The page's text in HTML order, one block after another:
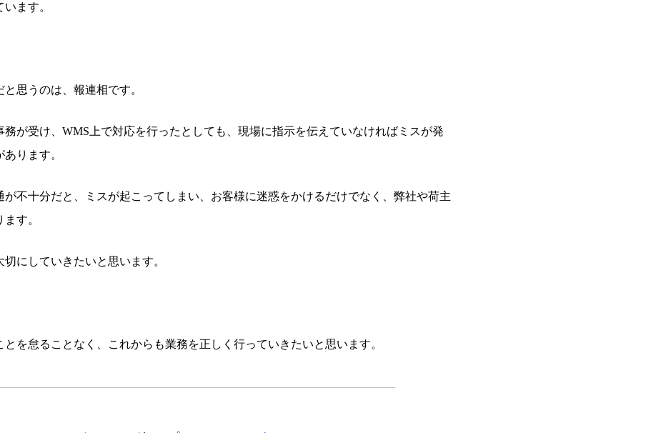
ます。
思うのは、報連相です。
務が受け、WMS上で対応を行ったとしても、現場に指示を伝えていなければミスが発
ります。
が不十分だと、ミスが起こってしまい、お客様に迷惑をかけるだけでなく、弊社や荷主
す。
にしていきたいと思います。
とを怠ることなく、これからも業務を正しく行っていきたいと思います。